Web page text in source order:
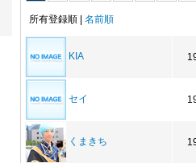
所有登録順 | 名前順
KIA
セイ
くまきち